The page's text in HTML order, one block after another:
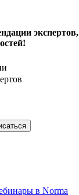
экспертов,